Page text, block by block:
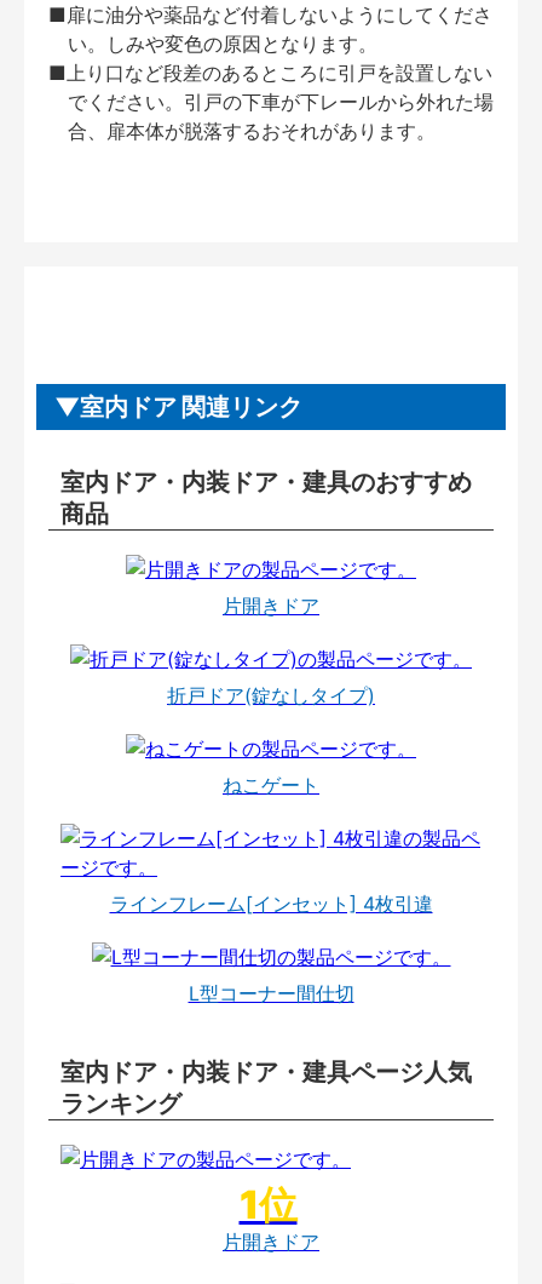
■扉に油分や薬品など付着しないようにしてくださ
い。しみや変色の原因となります。
■上り口など段差のあるところに引戸を設置しない
でください。引戸の下車が下レールから外れた場
合、扉本体が脱落するおそれがあります。
室内ドア 関連リンク
室内ドア・内装ドア・建具のおすすめ
商品
片開きドア
折戸ドア(錠なしタイプ)
ねこゲート
ラインフレーム[インセット] 4枚引違
L型コーナー間仕切
室内ドア・内装ドア・建具ページ人気
ランキング
片開きドア